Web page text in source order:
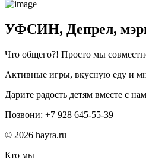
УФСИН, Депрел,
Что общего?! Просто мы
Активные игры, вкусную еду и
Дарите радость детям вместе с
Позвони: +7 928 645-55-39
© 2026 hayra.ru
Кто мы